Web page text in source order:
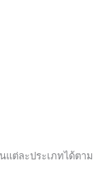
ต่ละประเภทได้ตาม